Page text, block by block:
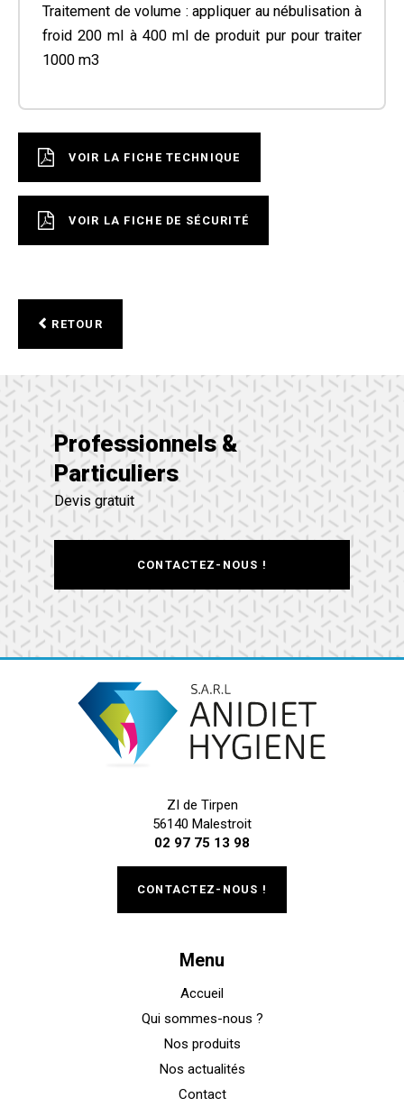
Traitement de volume : appliquer au nébulisation à
froid 200 ml à 400 ml de produit pur pour traiter
1000 m3
VOIR LA FICHE TECHNIQUE
VOIR LA FICHE DE SÉCURITÉ
RETOUR
Professionnels &
Particuliers
Devis gratuit
CONTACTEZ-NOUS !
ZI de Tirpen
56140 Malestroit
02 97 75 13 98
CONTACTEZ-NOUS !
Menu
Accueil
Qui sommes-nous ?
Nos produits
Nos actualités
Contact